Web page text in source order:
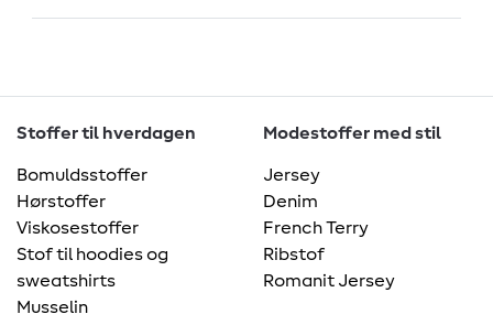
Stoffer til hverdagen
Bomuldsstoffer
Hørstoffer
Viskosestoffer
Stof til hoodies og
sweatshirts
Musselin
Modestoffer med stil
Jersey
Denim
French Terry
Ribstof
Romanit Jersey